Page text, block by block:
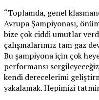
“Toplamda, genel
Avrupa Şampiyonası,
bize çok ciddi umutlar
çalışmalarımız tam gaz
Bu şampiyona için çok
performansı
kendi derecelerimi
yakalamak. Hepimizi